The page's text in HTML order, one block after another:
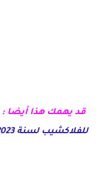
قد يهمك هذا أيضا :
للفلاكشيب لسنة 2023 Poco F5 Pro